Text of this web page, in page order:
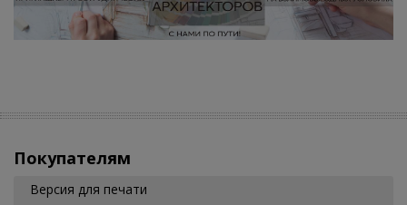
Покупателям
Версия для печати